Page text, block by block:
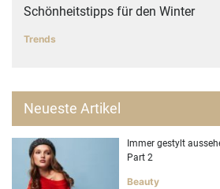
Schönheitstipps für den Winter
Trends
Neueste Artikel
Immer gestylt
Part 2
Beauty